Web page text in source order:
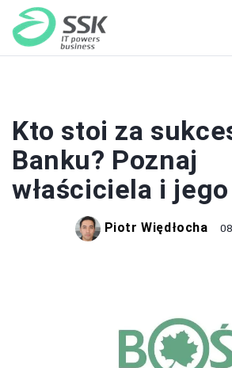
Kto stoi za
Banku? Poznaj
właściciela i
Piotr Więdłocha